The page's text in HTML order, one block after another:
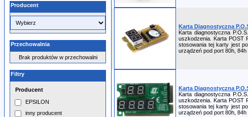
Producent
Przechowalnia
Brak produktów w przechowalni
Filtry
Producent
EPSILON
inny producent
Karta Diagnostyczna
Karta diagnostyczna
uszkodzenia. Karta POST
stosowania tej karty jest
urządzeń pod port 80h,
Karta Diagnostyczna
Karta diagnostyczna
uszkodzenia. Karta POST
stosowania tej karty jest
urządzeń pod port 80h,